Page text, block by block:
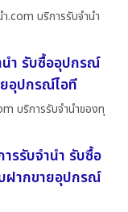
.com บริการรับจำนำ
นำ รับซื้ออุปกรณ์
อุปกรณ์ไอที
บริการรับจำนำของทุ
รรับจำนำ รับซื้อ
ฝากขายอุปกรณ์